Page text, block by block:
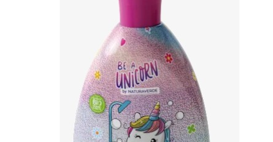
Fondotinta
Cipria
Fard/Blush
Illuminante
viso
Terre
abbronzanti
Fissatore
trucco